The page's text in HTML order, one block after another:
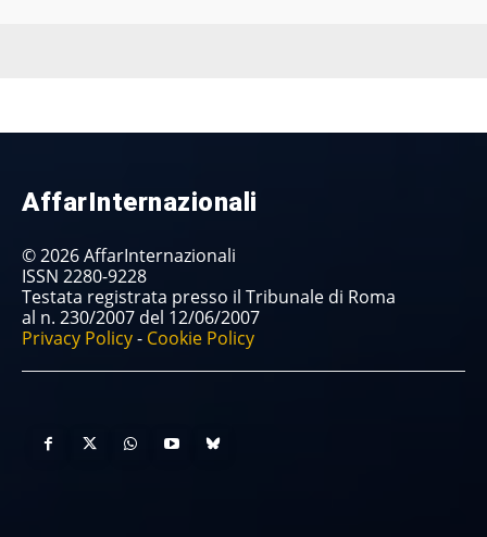
AffarInternazionali
© 2026 AffarInternazionali
ISSN 2280-9228
Testata registrata presso il Tribunale di Roma
al n. 230/2007 del 12/06/2007
Privacy Policy- Cookie Policy